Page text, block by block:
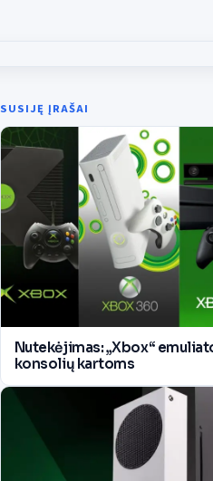
SUSIJĘ ĮRAŠAI
Nutekėjimas: „Xbox“
konsolių kartoms